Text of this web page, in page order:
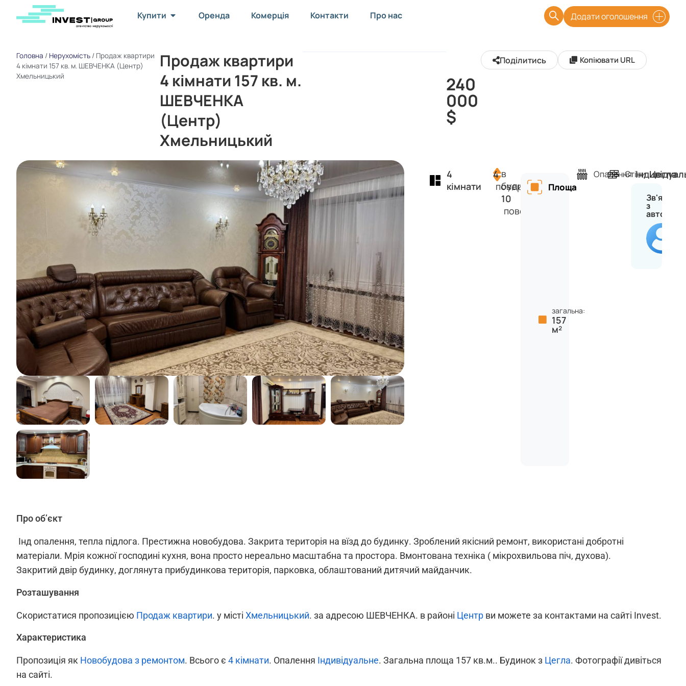
Купити Оренда Комерція Контакти Про нас Додати оголошення
Головна / Нерухомість / Продаж квартири
4 кімнати 157 кв. м. ШЕВЧЕНКА (Центр)
Хмельницький
Продаж квартири
4 кімнати 157 кв. м.
ШЕВЧЕНКА
(Центр)
Хмельницький
240
000
$
Поділитись Копіювати URL
4
кімнати
4
поверх
в
будинку
10
поверхів
Площа
загальна:
157
м²
ОпаленняСтіни Цегла
з
автором
Про об’єкт
Інд опалення, тепла підлога. Престижна новобудова. Закрита територія на вїзд до будинку. Зроблений якісний ремонт, використані добротні
матеріали. Мрія кожної господині кухня, вона просто нереально масштабна та простора. Вмонтована техніка ( мікрохвильова піч, духова).
Закритий двір будинку, доглянута прибудинкова територія, парковка, облаштований дитячий майданчик.
Розташування
Скористатися пропозицією Продаж квартири. у місті Хмельницький. за адресою ШЕВЧЕНКА. в районі Центр ви можете за контактами на сайті Invest.
Характеристика
Пропозиція як Новобудова з ремонтом. Всього є 4 кімнати. Опалення Індивідуальне. Загальна площа 157 кв.м.. Будинок з Цегла. Фотографії дивіться
на сайті.